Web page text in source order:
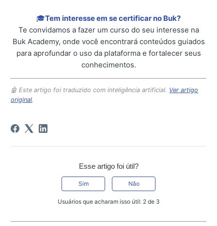
🎓Tem interesse em se certificar no Buk?
Te convidamos a fazer um curso do seu interesse na
Buk Academy, onde você encontrará conteúdos guiados
para aprofundar o uso da plataforma e fortalecer seus
conhecimentos.
🤖 Este artigo foi traduzido com inteligência artificial. Ver artigo
original.
Esse artigo foi útil?
Sim Não
Usuários que acharam isso útil: 2 de 3